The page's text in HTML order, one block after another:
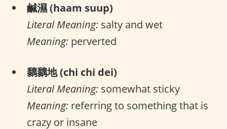
鹹濕 (haam suup)
Literal Meaning: salty and wet
Meaning: perverted
黐黐地 (chi chi dei)
Literal Meaning: somewhat sticky
Meaning: referring to something that is
crazy or insane